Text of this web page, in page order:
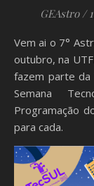
GEAstro /
Vem ai o 7° AstroPB que irá ocorrer do dia 6 até dia 11 de
outubro, na
fazem parte da
Semana
Programação
para cada.